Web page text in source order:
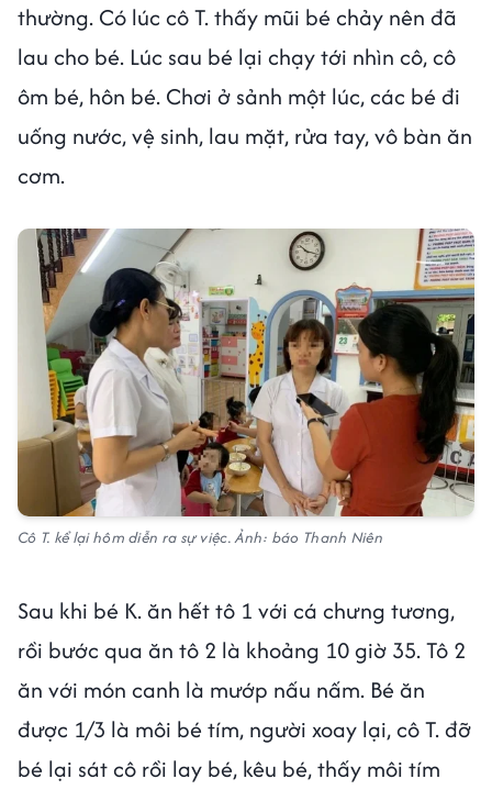
thường. Có lúc cô T. thấy mũi bé chảy nên đã
lau cho bé. Lúc sau bé lại chạy tới nhìn cô, cô
ôm bé, hôn bé. Chơi ở sảnh một lúc, các bé đi
uống nước, vệ sinh, lau mặt, rửa tay, vô bàn ăn
cơm.
Cô T. kể lại hôm diễn ra sự việc. Ảnh: báo Thanh Niên
Sau khi bé K. ăn hết tô 1 với cá chưng tương,
rồi bước qua ăn tô 2 là khoảng 10 giờ 35. Tô 2
ăn với món canh là mướp nấu nấm. Bé ăn
được 1/3 là môi bé tím, người xoay lại, cô T. đỡ
bé lại sát cô rồi lay bé, kêu bé, thấy môi tím